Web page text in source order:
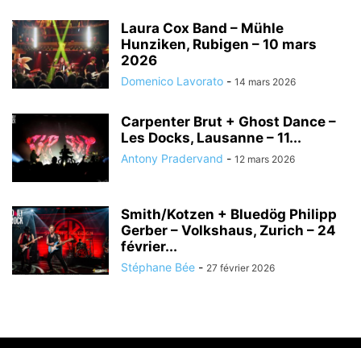
Laura Cox Band – Mühle
Hunziken, Rubigen – 10 mars
2026
Domenico Lavorato - 14 mars 2026
Carpenter Brut + Ghost Dance –
Les Docks, Lausanne – 11...
Antony Pradervand - 12 mars 2026
Smith/Kotzen + Bluedög Philipp
Gerber – Volkshaus, Zurich – 24
février...
Stéphane Bée - 27 février 2026